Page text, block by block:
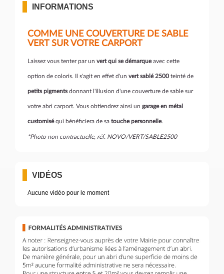
INFORMATIONS
COMME UNE COUVERTURE DE SABLE
VERT SUR VOTRE CARPORT
Laissez vous tenter par un vert qui se démarqueavec cette
option de coloris. Il s'agit en effet d'un vert sablé 2500 teinté de
petits pigmentsdonnant l'illusion d'une couverture de sable sur
votre abri carport. Vous obtiendrez ainsi un garage en métal
customiséqui bénéficiera de sa touche personnelle.
*Photo non contractuelle, réf. NOVO/VERT/SABLE2500
VIDÉOS
Aucune vidéo pour le moment